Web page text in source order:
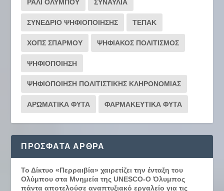
ΡΆΛΙ ΟΛΎΜΠΟΥ ΣΥΝΑΥΛΙΑ
ΣΥΝΕΔΡΙΟ ΨΗΦΙΟΠΟΙΗΣΗΣ ΤΕΠΑΚ
ΧΟΠΣ ΣΠΑΡΜΟΥ ΨΗΦΙΑΚΟΣ ΠΟΛΙΤΙΣΜΟΣ
ΨΗΦΙΟΠΟΙΗΣΗ
ΨΗΦΙΟΠΟΙΗΣΗ ΠΟΛΙΤΙΣΤΙΚΗΣ ΚΛΗΡΟΝΟΜΙΑΣ
ΑΡΩΜΑΤΙΚΑ ΦΥΤΑ ΦΑΡΜΑΚΕΥΤΙΚΑ ΦΥΤΑ
ΠΡΌΣΦΑΤΑ ΆΡΘΡΑ
Το Δίκτυο «Περραιβία» χαιρετίζει την ένταξη του
Ολύμπου στα Μνημεία της UNESCO-Ο Όλυμπος
πάντα αποτελούσε αναπτυξιακό εργαλείο για τις